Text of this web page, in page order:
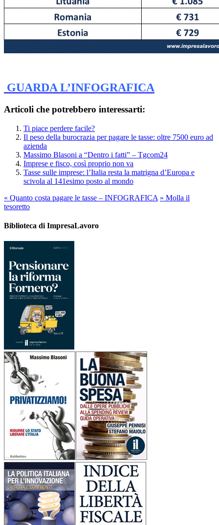
GUARDA L’INFOGRAFICA
Articoli che potrebbero interessarti:
Ti piace perdere facile?
Il peso della burocrazia per pagare le tasse: oltre 7500 euro ad
azienda
Massimo Blasoni a “Dentro i fatti” – Tgcom24
Imprese e fisco, così proprio non va
Tasse sulle imprese: l’Italia resta la matrigna d’Europa e
scivola al 141esimo posto al mondo
« Quanto costa pagare le tasse – INFOGRAFICA » Molla il
tesoretto
Biblioteca di ImpresaLavoro